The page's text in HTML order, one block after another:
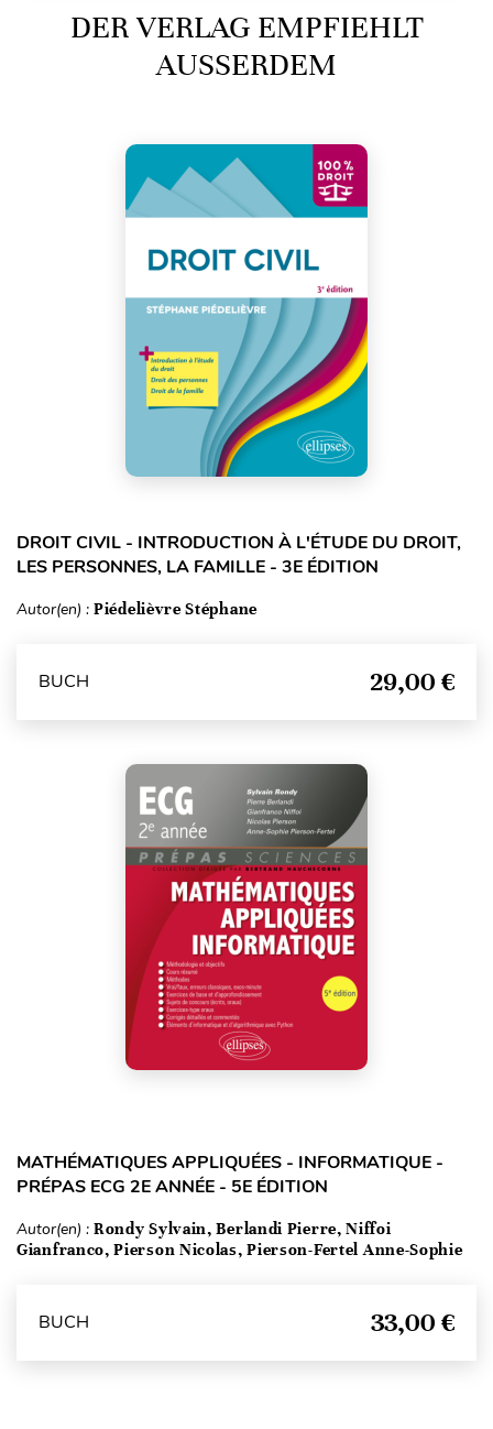
DER VERLAG EMPFIEHLT
AUSSERDEM
DROIT CIVIL - INTRODUCTION À L'ÉTUDE DU DROIT,
LES PERSONNES, LA FAMILLE - 3E ÉDITION
Autor(en) : Piédelièvre Stéphane
BUCH 29,00 €
MATHÉMATIQUES APPLIQUÉES - INFORMATIQUE -
PRÉPAS ECG 2E ANNÉE - 5E ÉDITION
Autor(en) : Rondy Sylvain, Berlandi Pierre, Niffoi
Gianfranco, Pierson Nicolas, Pierson-Fertel Anne-Sophie
BUCH 33,00 €